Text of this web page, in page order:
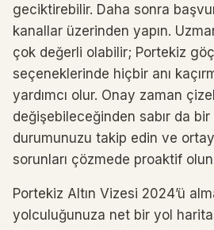
geciktirebilir. Daha sonra
kanallar üzerinden yapın.
çok değerli olabilir; Portekiz
seçeneklerinde hiçbir anı
yardımcı olur. Onay zaman
değişebileceğinden sabır da
durumunuzu takip edin ve
sorunları çözmede proaktif
Portekiz Altın Vizesi 2024’ü
yolculuğunuza net bir yol